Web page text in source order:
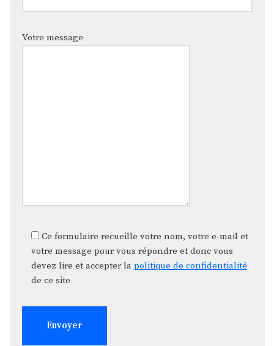
Votre message
Ce formulaire recueille votre nom, votre e-mail et
votre message pour vous répondre et donc vous
devez lire et accepter la politique de confidentialité
de ce site